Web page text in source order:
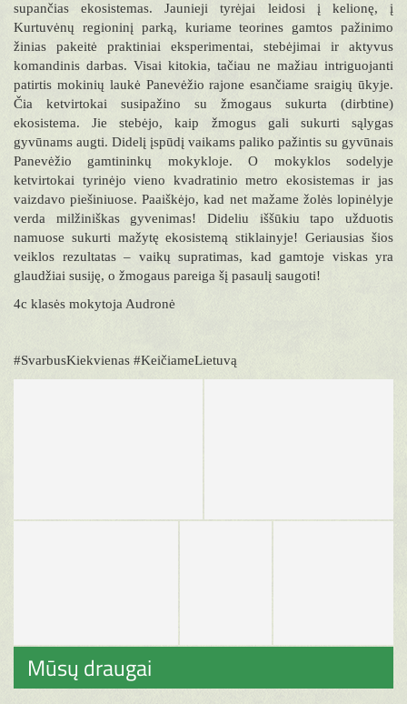
supančias ekosistemas. Jaunieji tyrėjai leidosi į kelionę, į
Kurtuvėnų regioninį parką, kuriame teorines gamtos pažinimo
žinias pakeitė praktiniai eksperimentai, stebėjimai ir aktyvus
komandinis darbas. Visai kitokia, tačiau ne mažiau intriguojanti
patirtis mokinių laukė Panevėžio rajone esančiame sraigių ūkyje.
Čia ketvirtokai susipažino su žmogaus sukurta (dirbtine)
ekosistema. Jie stebėjo, kaip žmogus gali sukurti sąlygas
gyvūnams augti. Didelį įspūdį vaikams paliko pažintis su gyvūnais
Panevėžio gamtininkų mokykloje. O mokyklos sodelyje
ketvirtokai tyrinėjo vieno kvadratinio metro ekosistemas ir jas
vaizdavo piešiniuose. Paaiškėjo, kad net mažame žolės lopinėlyje
verda milžiniškas gyvenimas! Dideliu iššūkiu tapo užduotis
namuose sukurti mažytę ekosistemą stiklainyje! Geriausias šios
veiklos rezultatas – vaikų supratimas, kad gamtoje viskas yra
glaudžiai susiję, o žmogaus pareiga šį pasaulį saugoti!
4c klasės mokytoja Audronė
#SvarbusKiekvienas #KeičiameLietuvą
Mūsų draugai